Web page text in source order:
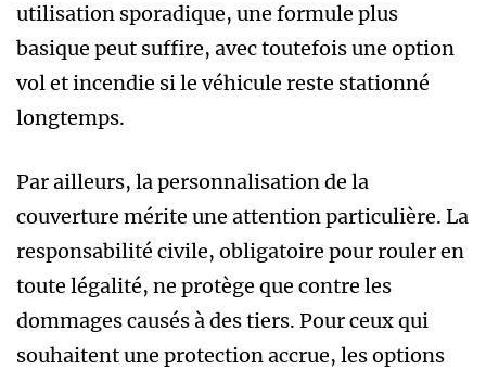
utilisation sporadique, une formule plus
basique peut suffire, avec toutefois une option
vol et incendie si le véhicule reste stationné
longtemps.
Par ailleurs, la personnalisation de la
couverture mérite une attention particulière. La
responsabilité civile, obligatoire pour rouler en
toute légalité, ne protège que contre les
dommages causés à des tiers. Pour ceux qui
souhaitent une protection accrue, les options